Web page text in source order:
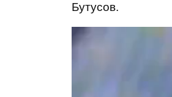
Бутусов.